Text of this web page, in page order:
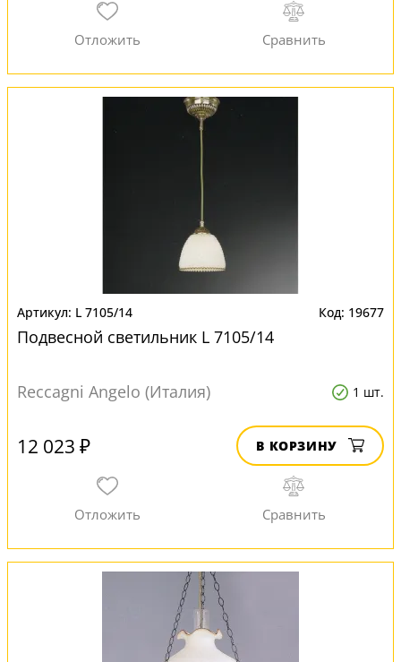
L 7105/14 19677
Подвесной светильник L 7105/14
Reccagni Angelo (Италия) 1 шт.
12 023 ₽ В КОРЗИНУ